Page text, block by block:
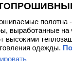
полотна
выработанные на
высокими
одежды.